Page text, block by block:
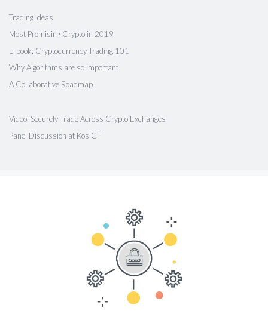
Trading Ideas
Most Promising Crypto in 2019
E-book: Cryptocurrency Trading 101
Why Algorithms are so Important
A Collaborative Roadmap
Video: Securely Trade Across Crypto Exchanges
Panel Discussion at KosICT